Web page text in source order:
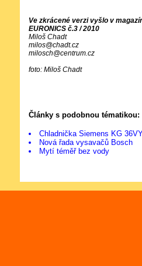
Ve zkrácené verzi vyšlo v
EURONICS č.3 / 2010
Miloš Chadt
milos@chadt.cz
milosch@centrum.cz
foto: Miloš Chadt
Články s podobnou tématikou:
Chladnička Siemens KG
Nová řada vysavačů Bosch
Mytí téměř bez vody